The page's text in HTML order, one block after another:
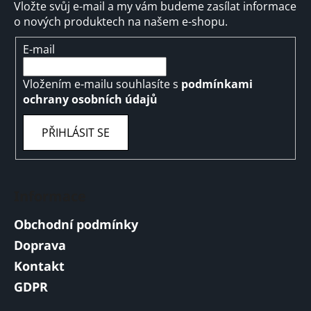
Vložte svůj e-mail a my vám budeme zasílat informace
o nových produktech na našem e-shopu.
E-mail
Vložením e-mailu souhlasíte s podmínkami
ochrany osobních údajů
PŘIHLÁSIT SE
Obchodní podmínky
Doprava
Kontakt
GDPR